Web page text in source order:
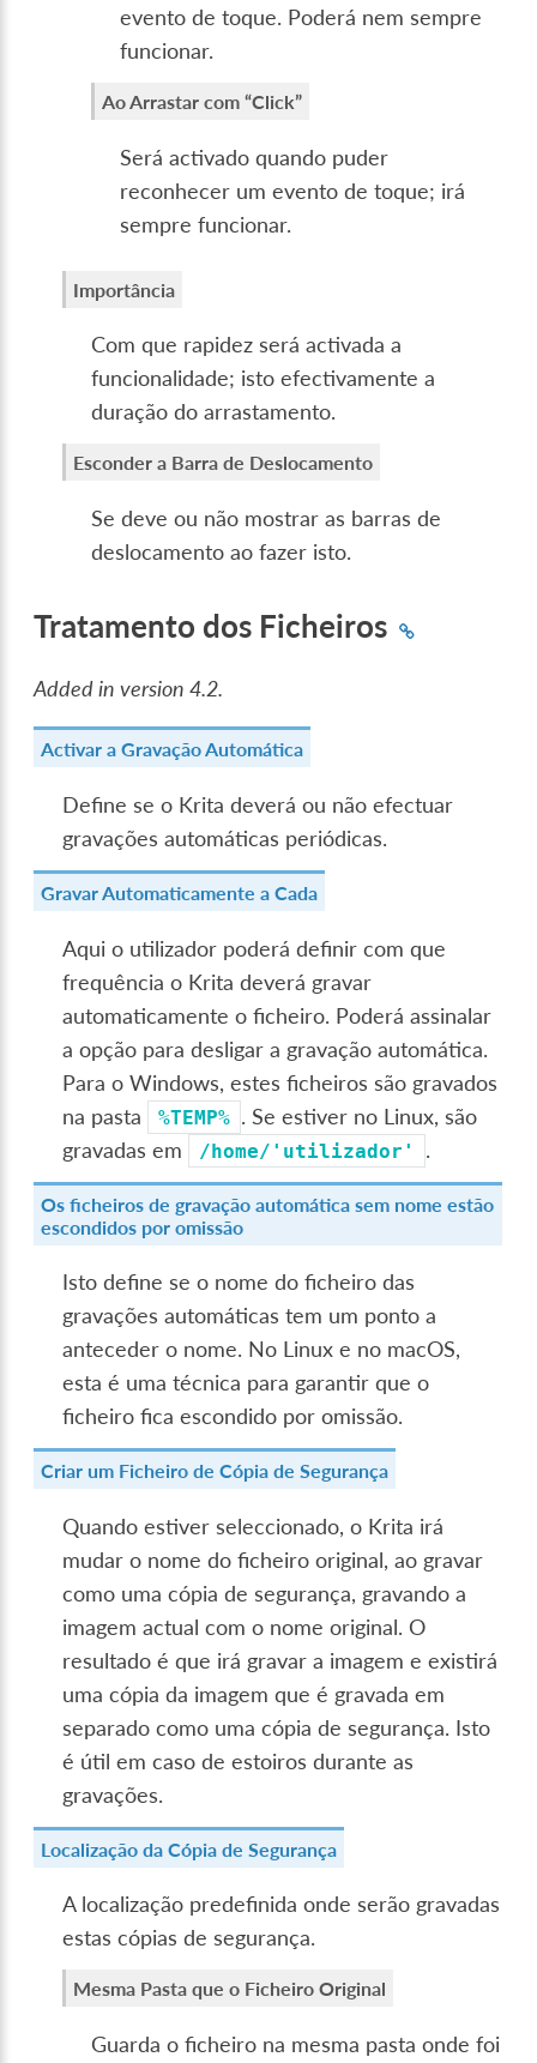
evento de toque. Poderá nem sempre
funcionar.
Ao Arrastar com “Click”
Será activado quando puder
reconhecer um evento de toque; irá
sempre funcionar.
Importância
Com que rapidez será activada a
funcionalidade; isto efectivamente a
duração do arrastamento.
Esconder a Barra de Deslocamento
Se deve ou não mostrar as barras de
deslocamento ao fazer isto.
Tratamento dos Ficheiros
Added in version 4.2.
Activar a Gravação Automática
Define se o Krita deverá ou não efectuar
gravações automáticas periódicas.
Gravar Automaticamente a Cada
Aqui o utilizador poderá definir com que
frequência o Krita deverá gravar
automaticamente o ficheiro. Poderá assinalar
a opção para desligar a gravação automática.
Para o Windows, estes ficheiros são gravados
na pasta
%TEMP% . Se estiver no Linux, são
gravadas em
/home/'utilizador' .
Os ficheiros de gravação automática sem nome estão
escondidos por omissão
Isto define se o nome do ficheiro das
gravações automáticas tem um ponto a
anteceder o nome. No Linux e no macOS,
esta é uma técnica para garantir que o
ficheiro fica escondido por omissão.
Criar um Ficheiro de Cópia de Segurança
Quando estiver seleccionado, o Krita irá
mudar o nome do ficheiro original, ao gravar
como uma cópia de segurança, gravando a
imagem actual com o nome original. O
resultado é que irá gravar a imagem e existirá
uma cópia da imagem que é gravada em
separado como uma cópia de segurança. Isto
é útil em caso de estoiros durante as
gravações.
Localização da Cópia de Segurança
A localização predefinida onde serão gravadas
estas cópias de segurança.
Mesma Pasta que o Ficheiro Original
Guarda o ficheiro na mesma pasta onde foi